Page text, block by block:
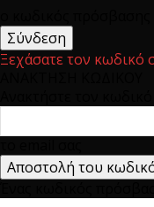
Ξεχάσατε τον κωδικό